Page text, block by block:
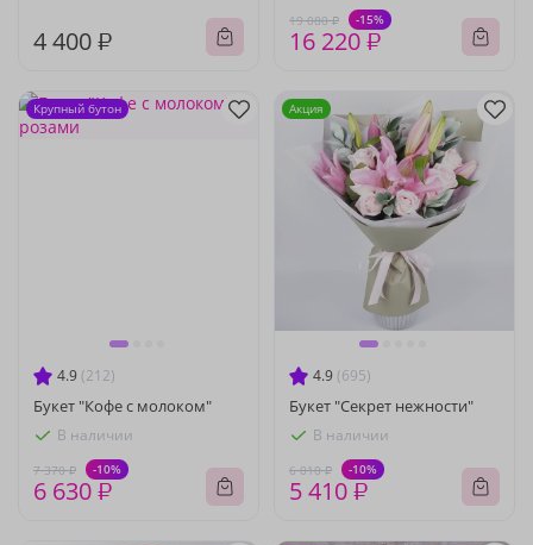
4 400 ₽
19 080 ₽ -15%
16 220 ₽
4.9 (212)
Букет "Кофе с молоком"
В наличии
7 370 ₽ -10%
6 630 ₽
Крупный бутон
4.9 (695)
Букет "Секрет нежности"
В наличии
6 010 ₽ -10%
5 410 ₽
Акция